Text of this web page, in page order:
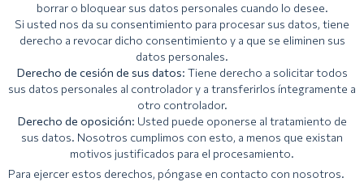
borrar o bloquear sus datos personales cuando lo desee.
Si usted nos da su consentimiento para procesar sus datos, tiene
derecho a revocar dicho consentimiento y a que se eliminen sus
datos personales.
Derecho de cesión de sus datos: Tiene derecho a solicitar todos
sus datos personales al controlador y a transferirlos íntegramente a
otro controlador.
Derecho de oposición: Usted puede oponerse al tratamiento de
sus datos. Nosotros cumplimos con esto, a menos que existan
motivos justificados para el procesamiento.
Para ejercer estos derechos, póngase en contacto con nosotros.